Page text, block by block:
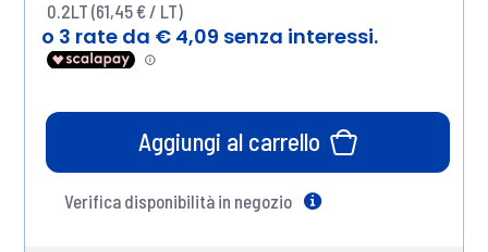
0.2LT (61,45 € / LT)
Aggiungi al carrello
Verifica disponibilità in negozio